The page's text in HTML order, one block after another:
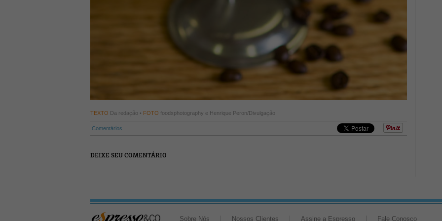
TEXTO Da redação • FOTO foodxphotography e Henrique Peron/Divulgação
Comentários
DEIXE SEU COMENTÁRIO
Sobre Nós Nossos Clientes Assine a Espresso Fale Conosco